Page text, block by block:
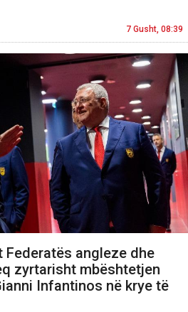
7 Gusht, 08:39
Federatës angleze dhe
zyrtarisht mbështetjen
Infantinos në krye të